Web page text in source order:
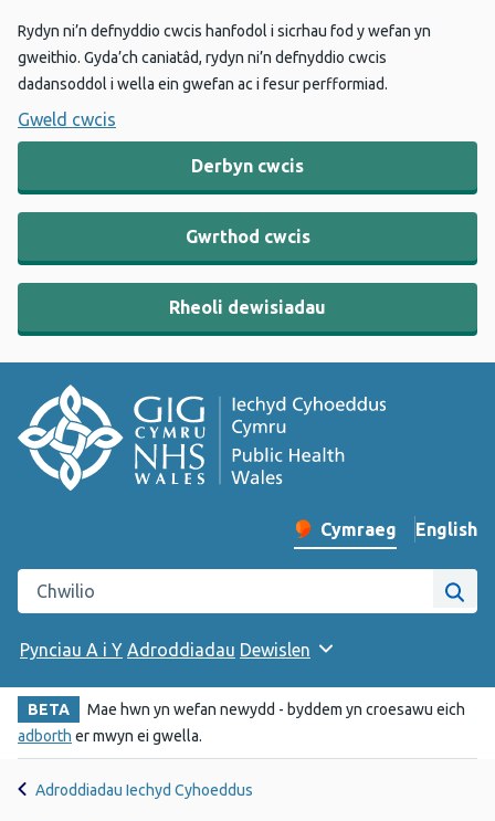
Rydyn ni’n defnyddio cwcis hanfodol i sicrhau fod y wefan yn
gweithio. Gyda’ch caniatâd, rydyn ni’n defnyddio cwcis
dadansoddol i wella ein gwefan ac i fesur perfformiad.
Gweld cwcis
Derbyn cwcis
Gwrthod cwcis
Rheoli dewisiadau
Newid iaith y wefan
Cymraeg English
–
Chwilio gwefan Iechyd Cyhoeddus Cymru
Pynciau A i Y Adroddiadau Dewislen
BETA
Mae hwn yn wefan newydd - byddem yn croesawu eich
adborth er mwyn ei gwella.
Adroddiadau Iechyd Cyhoeddus